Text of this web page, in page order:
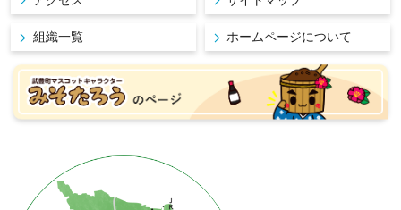
組織一覧 ホームページについて